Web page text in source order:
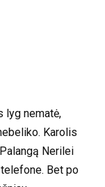
lyg nematė,
Karolis
Nerilei
Bet po